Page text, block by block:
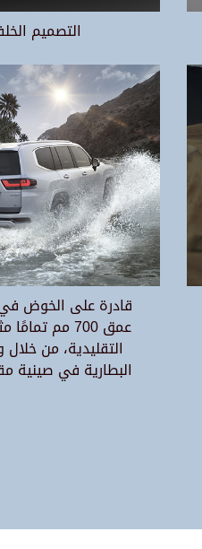
التصميم
قادرة على الخوض
عمق 700 مم
التقليدية، من
البطارية في صينية